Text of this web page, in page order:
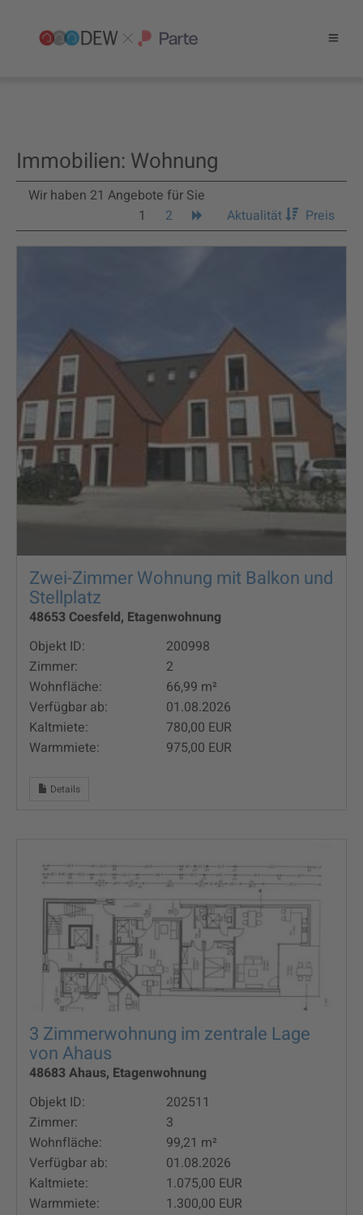
Immobilien: Wohnung
Wir haben 21 Angebote für Sie
1
2 Aktualität Preis
Zwei-Zimmer Wohnung mit Balkon und
Stellplatz
48653 Coesfeld, Etagenwohnung
Objekt ID:
200998
Zimmer:
2
Wohnfläche:
66,99 m²
Verfügbar ab:
01.08.2026
Kaltmiete:
780,00 EUR
Warmmiete:
975,00 EUR
Details
3 Zimmerwohnung im zentrale Lage
von Ahaus
48683 Ahaus, Etagenwohnung
Objekt ID:
202511
Zimmer:
3
Wohnfläche:
99,21 m²
Verfügbar ab:
01.08.2026
Kaltmiete:
1.075,00 EUR
Warmmiete:
1.300,00 EUR